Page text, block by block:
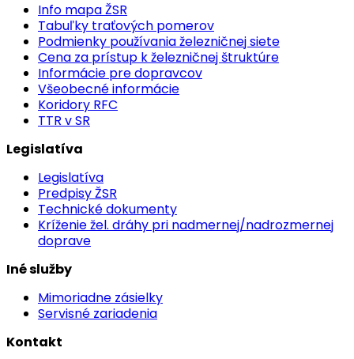
Info mapa ŽSR
Tabuľky traťových pomerov
Podmienky používania železničnej siete
Cena za prístup k železničnej štruktúre
Informácie pre dopravcov
Všeobecné informácie
Koridory RFC
TTR v SR
Legislatíva
Legislatíva
Predpisy ŽSR
Technické dokumenty
Kríženie žel. dráhy pri nadmernej/nadrozmernej
doprave
Iné služby
Mimoriadne zásielky
Servisné zariadenia
Kontakt